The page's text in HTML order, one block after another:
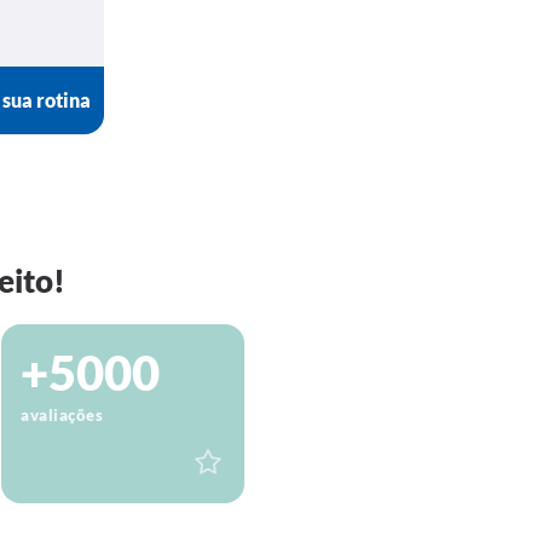
rotina
+5000
avaliações